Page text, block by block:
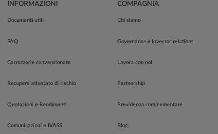
INFORMAZIONI
Documenti utili
FAQ
Carrozzerie convenzionate
Recupera attestato di rischio
Quotazioni e Rendimenti
Comunicazioni e IVASS
COMPAGNIA
Chi siamo
Governance e Investor relations
Lavora con noi
Partnership
Previdenza complementare
Blog